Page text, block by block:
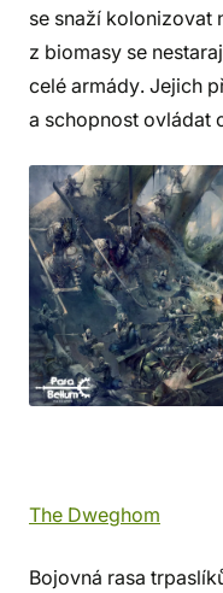
se snaží kolonizovat
z biomasy se
celé armády. Jejich
a schopnost ovládat
The Dweghom
Bojovná rasa